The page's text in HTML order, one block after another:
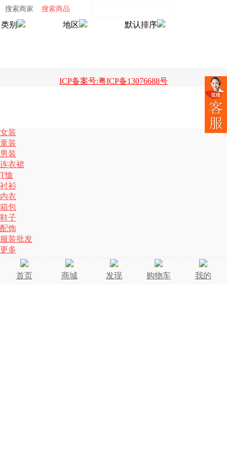
搜索商家 搜索商品
类别 地区 默认排序
ICP备案号:粤ICP备13076688号
女装
童装
男装
连衣裙
T恤
衬衫
内衣
箱包
鞋子
配饰
服装批发
更多
首页 商城 发现 购物车 我的